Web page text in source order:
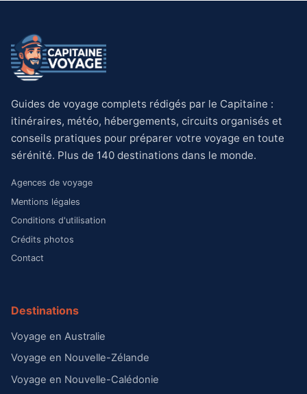
Guides de voyage complets rédigés par le Capitaine :
itinéraires, météo, hébergements, circuits organisés et
conseils pratiques pour préparer votre voyage en toute
sérénité. Plus de 140 destinations dans le monde.
Agences de voyage
Mentions légales
Conditions d'utilisation
Crédits photos
Contact
Destinations
Voyage en Australie
Voyage en Nouvelle-Zélande
Voyage en Nouvelle-Calédonie